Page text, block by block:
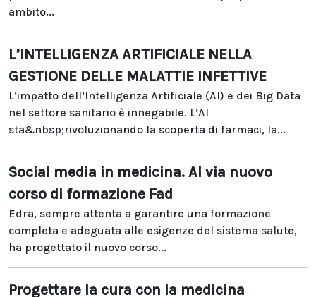
ambito...
L’INTELLIGENZA ARTIFICIALE NELLA
GESTIONE DELLE MALATTIE INFETTIVE
L’impatto dell’Intelligenza Artificiale (AI) e dei Big Data
nel settore sanitario è innegabile. L’AI
sta&nbsp;rivoluzionando la scoperta di farmaci, la...
Social media in medicina. Al via nuovo
corso di formazione Fad
Edra, sempre attenta a garantire una formazione
completa e adeguata alle esigenze del sistema salute,
ha progettato il nuovo corso...
Progettare la cura con la medicina